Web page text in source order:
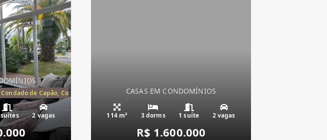
de Capão, Condomínio Condado de Capão,
2 vagas
CASAS EM CONDOMÍNIOS
114 m² 3 dorms 1 suíte 2 vagas
R$ 1.600.000